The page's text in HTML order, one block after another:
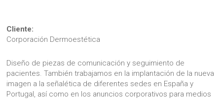
Cliente:
Corporación Dermoestética
Diseño de piezas de comunicación y seguimiento de
pacientes. También trabajamos en la implantación de la nueva
imagen a la señalética de diferentes sedes en España y
Portugal, así como en los anuncios corporativos para medios